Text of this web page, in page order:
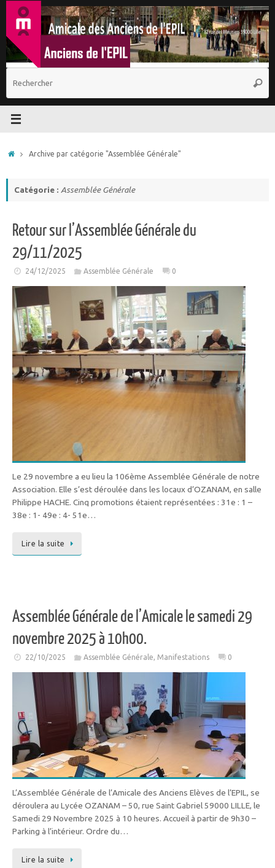
Passer
contenu
:
Accueil
Archive par catégorie "Assemblée Générale"
Catégorie : Assemblée Générale
Retour sur l’Assemblée Générale du
29/11/2025
24/12/2025 Assemblée Générale 0
Le 29 novembre a eu lieu la 106ème Assemblée Générale de notre
Association. Elle s’est déroulée dans les locaux d’OZANAM, en salle
Philippe HACHE. Cinq promotions étaient représentées : 31e : 1 –
38e : 1- 49e : 4- 51e…
Lire la suite
Assemblée Générale de l’Amicale le samedi 29
novembre 2025 à 10h00.
22/10/2025 Assemblée Générale, Manifestations 0
L’Assemblée Générale de l’Amicale des Anciens Elèves de l’EPIL, se
déroulera au Lycée OZANAM – 50, rue Saint Gabriel 59000 LILLE, le
Samedi 29 Novembre 2025 à 10 heures. Accueil à partir de 9h30 –
Parking à l’intérieur. Ordre du…
Lire la suite